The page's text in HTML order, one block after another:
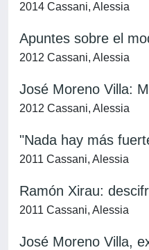
2014 Cassani, Alessia
Apuntes sobre el
2012 Cassani, Alessia
José Moreno Villa:
2012 Cassani, Alessia
"Nada hay más
2011 Cassani, Alessia
Ramón Xirau:
2011 Cassani, Alessia
José Moreno Villa,